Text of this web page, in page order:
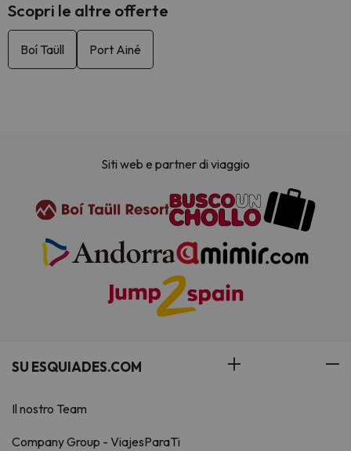
Scopri le altre offerte
Boí Taüll Port Ainé
Siti web e partner di viaggio
SU ESQUIADES.COM
Il nostro Team
Company Group - ViajesParaTi